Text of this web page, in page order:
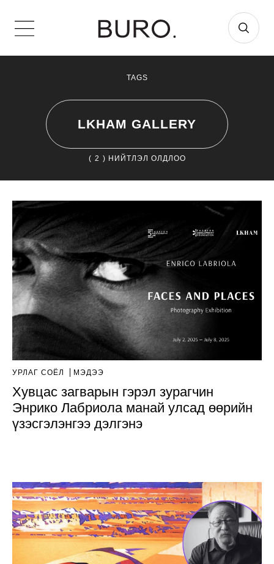
TAGS
LKHAM GALLERY
( 2 ) НИЙТЛЭЛ ОЛДЛОО
УРЛАГ СОЁЛ МЭДЭЭ
Хувцас загварын гэрэл зурагчин
Энрико Лабриола манай улсад өөрийн
үзэсгэлэнгээ дэлгэнэ